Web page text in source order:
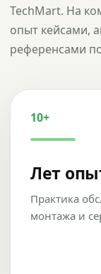
TechMart. На
опыт кейсами,
референсами
10+
Лет
Практика
монтажа и